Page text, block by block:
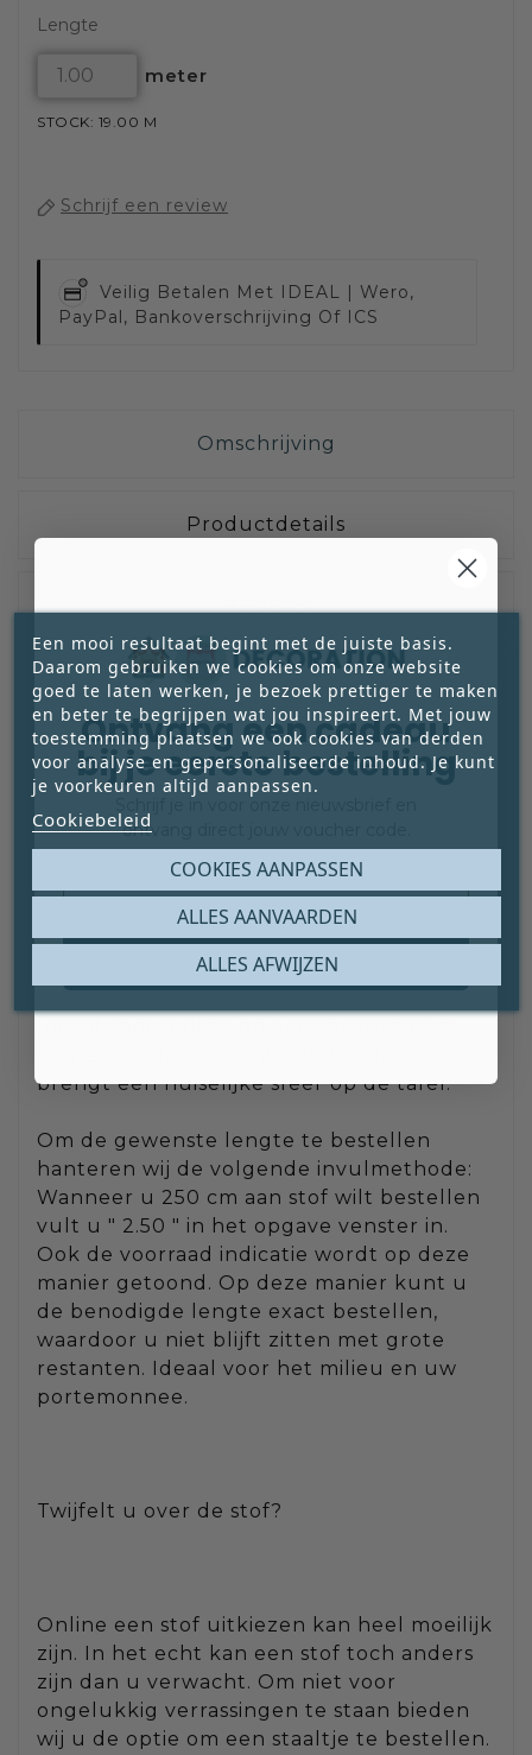
Lengte
meter
STOCK: 19.00 M
Schrijf een review
Veilig Betalen Met IDEAL | Wero,
PayPal, Bankoverschrijving Of ICS
Omschrijving
Productdetails
Reviews
tafelzeil design bloemen grijs bruin
===================
brengt een huiselijke sfeer op de tafel.
Om de gewenste lengte te bestellen
hanteren wij de volgende invulmethode:
Wanneer u 250 cm aan stof wilt bestellen
vult u " 2.50 " in het opgave venster in.
Ook de voorraad indicatie wordt op deze
manier getoond. Op deze manier kunt u
de benodigde lengte exact bestellen,
waardoor u niet blijft zitten met grote
restanten. Ideaal voor het milieu en uw
portemonnee.
Twijfelt u over de stof?
Online een stof uitkiezen kan heel moeilijk
zijn. In het echt kan een stof toch anders
zijn dan u verwacht. Om niet voor
ongelukkig verrassingen te staan bieden
wij u de optie om een staaltje te bestellen.
Een mooi resultaat begint met de juiste basis.
Daarom gebruiken we cookies om onze website
goed te laten werken, je bezoek prettiger te maken
en beter te begrijpen wat jou inspireert. Met jouw
toestemming plaatsen we ook cookies van derden
voor analyse en gepersonaliseerde inhoud. Je kunt
je voorkeuren altijd aanpassen.
Cookiebeleid
COOKIES AANPASSEN
ALLES AFWIJZEN
ALLES AANVAARDEN
Ontvang een cadeau
bij je eerste bestelling
ontvang direct jouw voucher code.
Claim mijn gratis cadeau